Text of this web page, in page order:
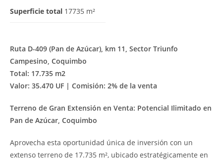
Superficie total 17735 m²
Ruta D-409 (Pan de Azúcar), km 11, Sector Triunfo
Campesino, Coquimbo
Total: 17.735 m2
Valor: 35.470 UF | Comisión: 2% de la venta
Terreno de Gran Extensión en Venta: Potencial Ilimitado en
Pan de Azúcar, Coquimbo
Aprovecha esta oportunidad única de inversión con un
extenso terreno de 17.735 m², ubicado estratégicamente en